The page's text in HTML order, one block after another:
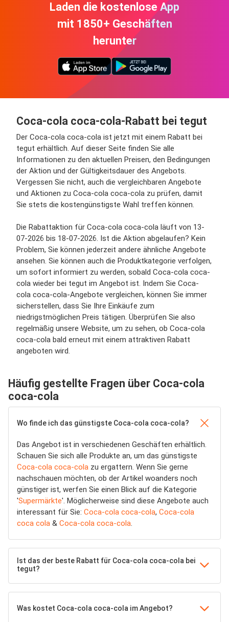
Laden die kostenlose App
mit 1850+ Geschäften
herunter
Coca-cola coca-cola-Rabatt bei tegut
Der Coca-cola coca-cola ist jetzt mit einem Rabatt bei
tegut erhältlich. Auf dieser Seite finden Sie alle
Informationen zu den aktuellen Preisen, den Bedingungen
der Aktion und der Gültigkeitsdauer des Angebots.
Vergessen Sie nicht, auch die vergleichbaren Angebote
und Aktionen zu Coca-cola coca-cola zu prüfen, damit
Sie stets die kostengünstigste Wahl treffen können.
Die Rabattaktion für Coca-cola coca-cola läuft von 13-
07-2026 bis 18-07-2026. Ist die Aktion abgelaufen? Kein
Problem, Sie können jederzeit andere ähnliche Angebote
ansehen. Sie können auch die Produktkategorie verfolgen,
um sofort informiert zu werden, sobald Coca-cola coca-
cola wieder bei tegut im Angebot ist. Indem Sie Coca-
cola coca-cola-Angebote vergleichen, können Sie immer
sicherstellen, dass Sie Ihre Einkäufe zum
niedrigstmöglichen Preis tätigen. Überprüfen Sie also
regelmäßig unsere Website, um zu sehen, ob Coca-cola
coca-cola bald erneut mit einem attraktiven Rabatt
angeboten wird.
Häufig gestellte Fragen über Coca-cola
coca-cola
Wo finde ich das günstigste Coca-cola coca-cola?
Das Angebot ist in verschiedenen Geschäften erhältlich.
Schauen Sie sich alle Produkte an, um das günstigste
Coca-cola coca-cola zu ergattern. Wenn Sie gerne
nachschauen möchten, ob der Artikel woanders noch
günstiger ist, werfen Sie einen Blick auf die Kategorie
'Supermärkte'. Möglicherweise sind diese Angebote auch
interessant für Sie: Coca-cola coca-cola, Coca-cola
coca cola & Coca-cola coca-cola.
Ist das der beste Rabatt für Coca-cola coca-cola bei
tegut?
Was kostet Coca-cola coca-cola im Angebot?